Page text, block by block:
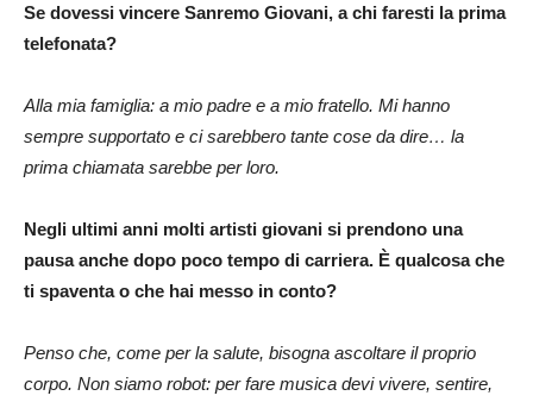
Se dovessi vincere Sanremo Giovani, a chi faresti la prima
telefonata?
Alla mia famiglia: a mio padre e a mio fratello. Mi hanno
sempre supportato e ci sarebbero tante cose da dire… la
prima chiamata sarebbe per loro.
Negli ultimi anni molti artisti giovani si prendono una
pausa anche dopo poco tempo di carriera. È qualcosa che
ti spaventa o che hai messo in conto?
Penso che, come per la salute, bisogna ascoltare il proprio
corpo. Non siamo robot: per fare musica devi vivere, sentire,